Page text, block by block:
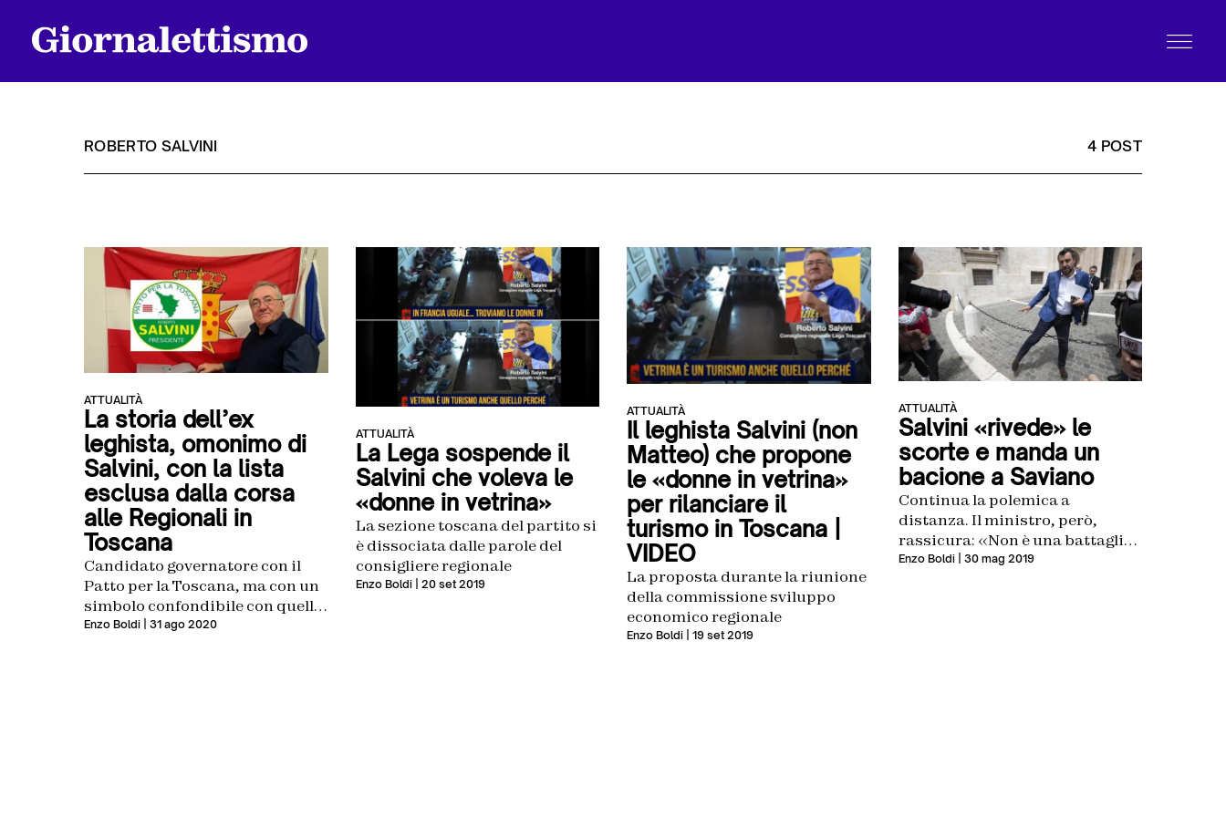
ROBERTO SALVINI 4 POST
ATTUALITÀ
La storia dell’ex
leghista, omonimo di
Salvini, con la lista
esclusa dalla corsa
alle Regionali in
Toscana
Candidato governatore con il
Patto per la Toscana, ma con un
simbolo confondibile con quello
del Carroccio
Enzo Boldi | 31 ago 2020
ATTUALITÀ
La Lega sospende il
Salvini che voleva le
«donne in vetrina»
La sezione toscana del partito si
è dissociata dalle parole del
consigliere regionale
Enzo Boldi| 20 set 2019
ATTUALITÀ
Il leghista Salvini (non
Matteo) che propone
le «donne in vetrina»
per rilanciare il
turismo in Toscana |
VIDEO
La proposta durante la riunione
della commissione sviluppo
economico regionale
Enzo Boldi | 19 set 2019
ATTUALITÀ
Salvini «rivede» le
scorte e manda un
bacione a Saviano
Continua la polemica a
distanza. Il ministro, però,
rassicura: «Non è una battaglia
personale, ma saranno rivisti
Enzo Boldi| 30 mag 2019